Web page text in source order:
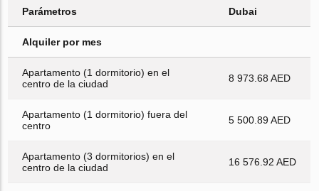
Parámetros Dubai
Alquiler por mes
Apartamento (1 dormitorio) en el
centro de la ciudad
8 973.68 AED
Apartamento (1 dormitorio) fuera del
centro
5 500.89 AED
Apartamento (3 dormitorios) en el
centro de la ciudad
16 576.92 AED